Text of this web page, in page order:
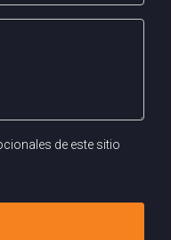
de este sitio